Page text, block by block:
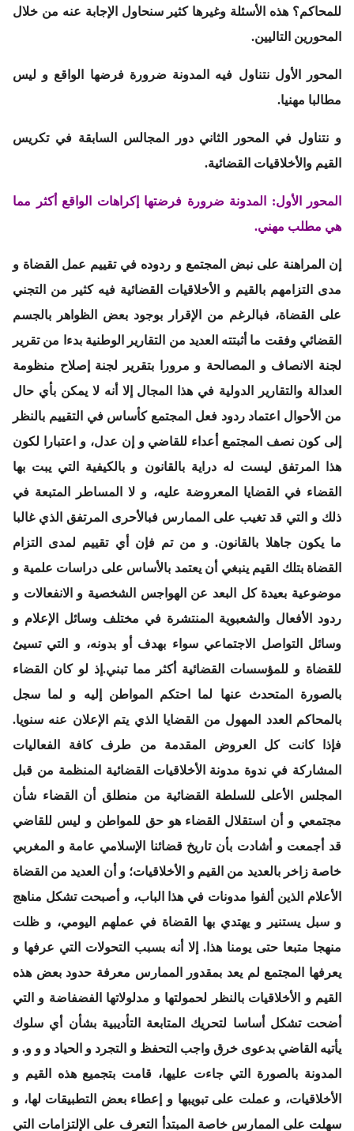
للمحاكم؟ هذه الأسئلة وغيرها كثير سنحاول الإجابة عنه من خلال
المحورين التاليين.
المحور الأول نتناول فيه المدونة ضرورة فرضها الواقع و ليس
مطالبا مهنيا.
و نتناول في المحور الثاني دور المجالس السابقة في تكريس
القيم والأخلاقيات القضائية.
المحور الأول: المدونة ضرورة فرضتها إكراهات الواقع أكثر مما
هي مطلب مهني.
إن المراهنة على نبض المجتمع و ردوده في تقييم عمل القضاة و
مدى التزامهم بالقيم و الأخلاقيات القضائية فيه كثير من التجني
على القضاة، فبالرغم من الإقرار بوجود بعض الظواهر بالجسم
القضائي وفقت ما أثبتته العديد من التقارير الوطنية بدءا من تقرير
لجنة الانصاف و المصالحة و مرورا بتقرير لجنة إصلاح منظومة
العدالة والتقارير الدولية في هذا المجال إلا أنه لا يمكن بأي حال
من الأحوال اعتماد ردود فعل المجتمع كأساس في التقييم بالنظر
إلى كون نصف المجتمع أعداء للقاضي و إن عدل، و اعتبارا لكون
هذا المرتفق ليست له دراية بالقانون و بالكيفية التي يبت بها
القضاء في القضايا المعروضة عليه، و لا المساطر المتبعة في
ذلك و التي قد تغيب على الممارس فبالأحرى المرتفق الذي غالبا
ما يكون جاهلا بالقانون. و من تم فإن أي تقييم لمدى التزام
القضاة بتلك القيم ينبغي أن يعتمد بالأساس على دراسات علمية و
موضوعية بعيدة كل البعد عن الهواجس الشخصية و الانفعالات و
ردود الأفعال والشعبوية المنتشرة في مختلف وسائل الإعلام و
وسائل التواصل الاجتماعي سواء بهدف أو بدونه، و التي تسيئ
للقضاة و للمؤسسات القضائية أكثر مما تبني.إذ لو كان القضاء
بالصورة المتحدث عنها لما احتكم المواطن إليه و لما سجل
بالمحاكم العدد المهول من القضايا الذي يتم الإعلان عنه سنويا.
فإذا كانت كل العروض المقدمة من طرف كافة الفعاليات
المشاركة في ندوة مدونة الأخلاقيات القضائية المنظمة من قبل
المجلس الأعلى للسلطة القضائية من منطلق أن القضاء شأن
مجتمعي و أن استقلال القضاء هو حق للمواطن و ليس للقاضي
قد أجمعت و أشادت بأن تاريخ قضائنا الإسلامي عامة و المغربي
خاصة زاخر بالعديد من القيم و الأخلاقيات؛ و أن العديد من القضاة
الأعلام الذين ألفوا مدونات في هذا الباب، و أصبحت تشكل مناهج
و سبل يستنير و يهتدي بها القضاة في عملهم اليومي، و ظلت
منهجا متبعا حتى يومنا هذا. إلا أنه بسبب التحولات التي عرفها و
يعرفها المجتمع لم يعد بمقدور الممارس معرفة حدود بعض هذه
القيم و الأخلاقيات بالنظر لحمولتها و مدلولاتها الفضفاضة و التي
أضحت تشكل أساسا لتحريك المتابعة التأديبية بشأن أي سلوك
يأتيه القاضي بدعوى خرق واجب التحفظ و التجرد و الحياد و و و. و
المدونة بالصورة التي جاءت عليها، قامت بتجميع هذه القيم و
الأخلاقيات، و عملت على تبويبها و إعطاء بعض التطبيقات لها، و
سهلت على الممارس خاصة المبتدأ التعرف على الإلتزامات التي